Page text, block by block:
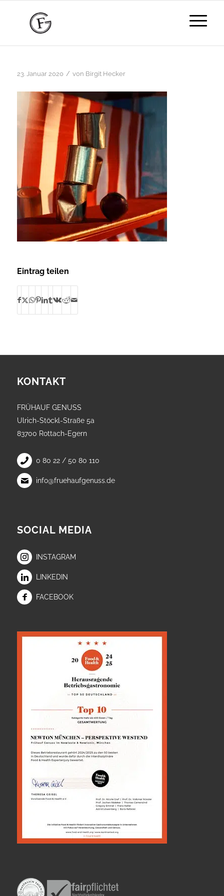
23. Januar 2020 / von Birgit Hecker
Eintrag teilen
KONTAKT
FRÜHAUF GENUSS
Ulrich-Stöckl-Straße 5a
83700 Rottach-Egern
0 80 22 / 50 80 110
info@fruehaufgenuss.de
SOCIAL MEDIA
INSTAGRAM
LINKEDIN
FACEBOOK